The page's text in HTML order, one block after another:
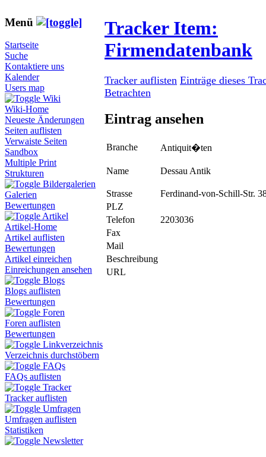
Menü
Startseite
Suche
Kontaktiere uns
Kalender
Users map
Wiki
Wiki-Home
Neueste Änderungen
Seiten auflisten
Verwaiste Seiten
Sandbox
Multiple Print
Strukturen
Bildergalerien
Galerien
Bewertungen
Artikel
Artikel-Home
Artikel auflisten
Bewertungen
Artikel einreichen
Einreichungen ansehen
Blogs
Blogs auflisten
Bewertungen
Foren
Foren auflisten
Bewertungen
Linkverzeichnis
Verzeichnis durchstöbern
FAQs
FAQs auflisten
Tracker
Tracker auflisten
Umfragen
Umfragen auflisten
Statistiken
Newsletter
Tracker Item:
Firmendatenbank
Tracker auflisten Einträge dieses
Betrachten
Eintrag ansehen
Branche Antiquit�ten
Name Dessau Antik
Strasse
Ferdinand-von-Schill-Str.
PLZ
Telefon
2203036
Fax
Mail
Beschreibung
URL